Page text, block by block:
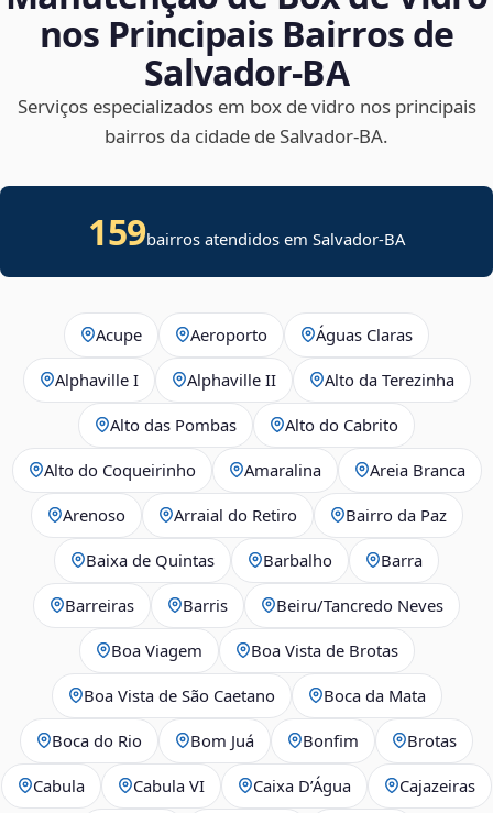
nos Principais Bairros de
Salvador‑BA
Serviços especializados em box de vidro nos principais
bairros da cidade de Salvador‑BA.
159bairros atendidos em Salvador-BA
Acupe Aeroporto Águas Claras
Alphaville I Alphaville II Alto da Terezinha
Alto das Pombas Alto do Cabrito
Alto do Coqueirinho Amaralina Areia Branca
Arenoso Arraial do Retiro Bairro da Paz
Baixa de Quintas Barbalho Barra
Barreiras Barris Beiru/Tancredo Neves
Boa Viagem Boa Vista de Brotas
Boa Vista de São Caetano Boca da Mata
Boca do Rio Bom Juá Bonfim Brotas
Cabula Cabula VI Caixa D’Água Cajazeiras